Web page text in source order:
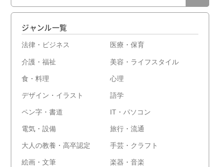
ジャンル一覧
法律・ビジネス 医療・保育
介護・福祉 美容・ライフスタイル
食・料理 心理
デザイン・イラスト 語学
ペン字・書道 IT・パソコン
電気・設備 旅行・流通
大人の教養・高卒認定 手芸・クラフト
絵画・文筆 楽器・音楽